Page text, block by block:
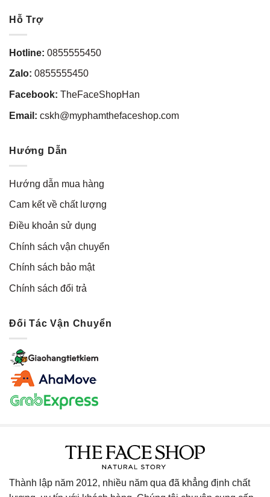
Hỗ Trợ
Hotline: 0855555450
Zalo: 0855555450
Facebook: TheFaceShopHan
Email: cskh@myphamthefaceshop.com
Hướng Dẫn
Hướng dẫn mua hàng
Cam kết về chất lượng
Điều khoản sử dụng
Chính sách vận chuyển
Chính sách bảo mật
Chính sách đổi trả
Đối Tác Vận Chuyển
Thành lập năm 2012, nhiều năm qua đã khẳng định chất